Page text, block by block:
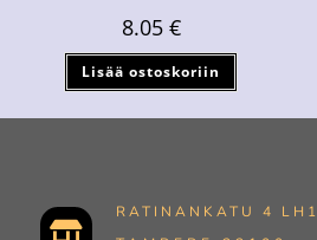
8.05 €
Lisää ostoskoriin
RATINANKATU 4 LH1